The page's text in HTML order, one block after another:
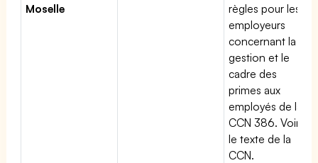
Moselle
règles pour les
employeurs
concernant la
gestion et le
cadre des
primes aux
employés de la
CCN 386. Voir
le texte de la
CCN.